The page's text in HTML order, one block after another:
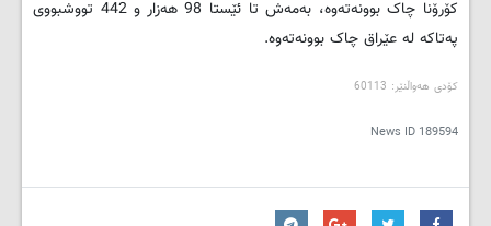
کۆرۆنا چاک بوونەتەوە، بەمەش تا ئێستا 98 هه‌زار و 442 تووشبووی
پەتاکە لە عێراق چاک بوونەتەوە.
کۆدی هەواڵنێر: 60113
News ID 189594